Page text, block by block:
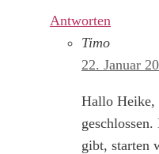
Antworten
Timo
22. Januar
Hallo Heike,
gibt, starten